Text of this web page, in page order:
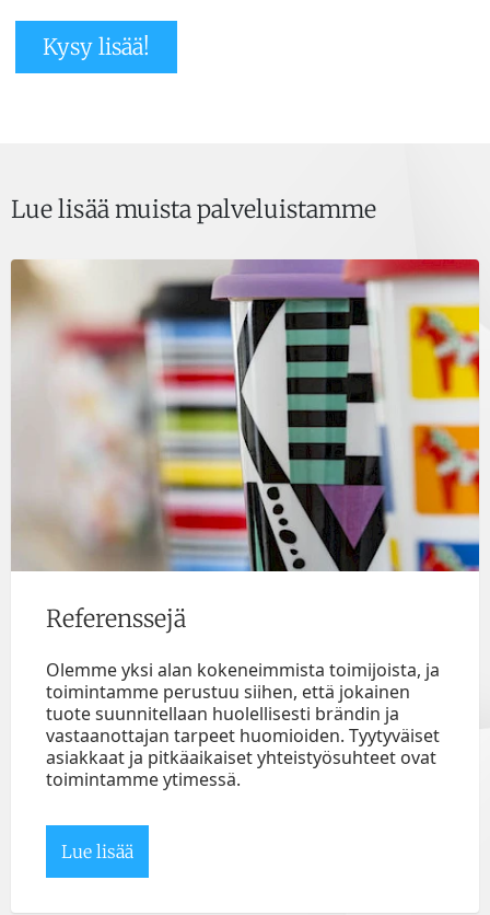
Kysy lisää!
Lue lisää muista palveluistamme
Referenssejä
Olemme yksi alan kokeneimmista toimijoista, ja
toimintamme perustuu siihen, että jokainen
tuote suunnitellaan huolellisesti brändin ja
vastaanottajan tarpeet huomioiden. Tyytyväiset
asiakkaat ja pitkäaikaiset yhteistyösuhteet ovat
toimintamme ytimessä.
Lue lisää